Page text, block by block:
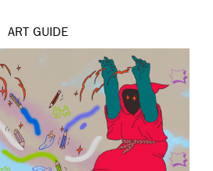
ART GUIDE